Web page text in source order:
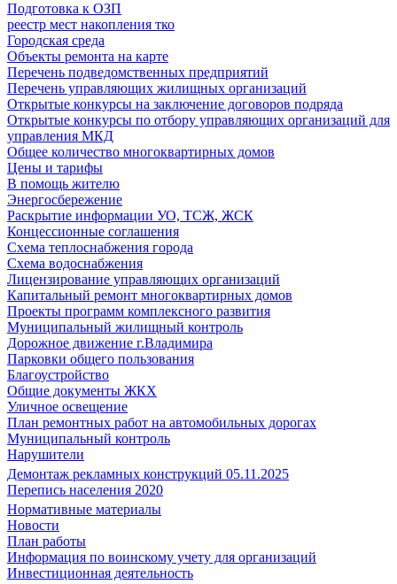
Подготовка к ОЗП
реестр мест накопления тко
Городская среда
Объекты ремонта на карте
Перечень подведомственных предприятий
Перечень управляющих жилищных организаций
Открытые конкурсы на заключение договоров подряда
Открытые конкурсы по отбору управляющих организаций для
управления МКД
Общее количество многоквартирных домов
Цены и тарифы
В помощь жителю
Энергосбережение
Раскрытие информации УО, ТСЖ, ЖСК
Концессионные соглашения
Схема теплоснабжения города
Схема водоснабжения
Лицензирование управляющих организаций
Капитальный ремонт многоквартирных домов
Проекты программ комплексного развития
Муниципальный жилищный контроль
Дорожное движение г.Владимира
Парковки общего пользования
Благоустройство
Общие документы ЖКХ
Уличное освещение
План ремонтных работ на автомобильных дорогах
Муниципальный контроль
Нарушители
Демонтаж рекламных конструкций 05.11.2025
Перепись населения 2020
Нормативные материалы
Новости
План работы
Информация по воинскому учету для организаций
Инвестиционная деятельность